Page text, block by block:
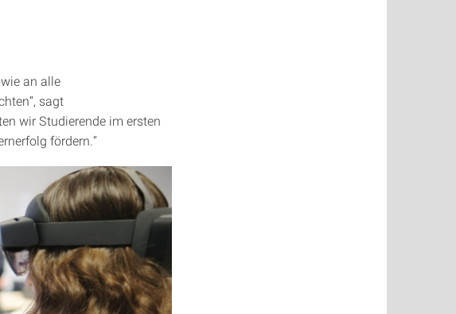
an alle
sagt
wir Studierende im ersten
fördern.“